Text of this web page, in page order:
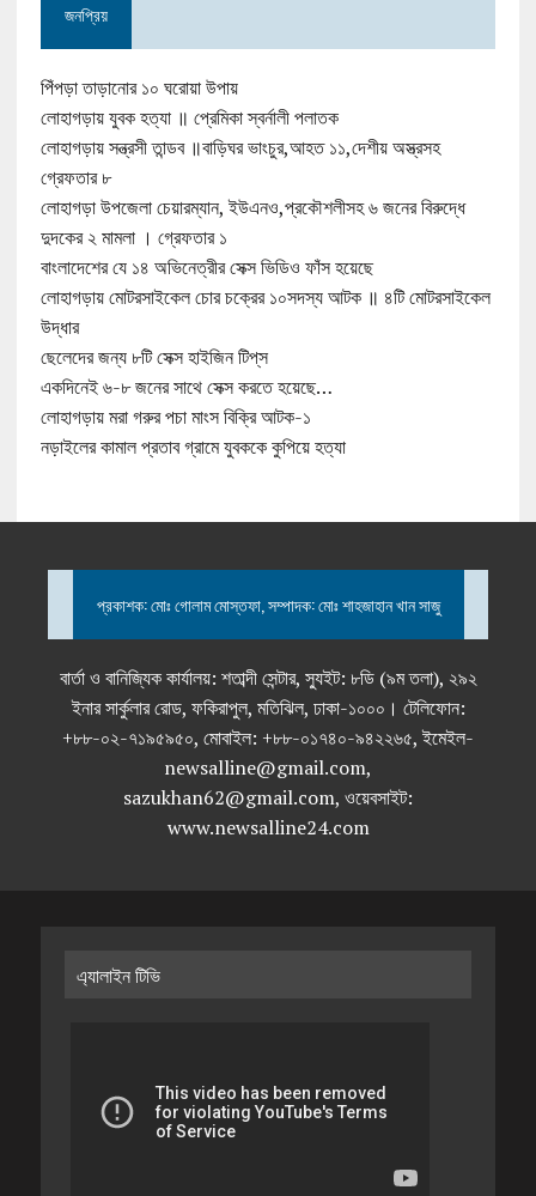
জনপ্রিয়
পিঁপড়া তাড়ানোর ১০ ঘরোয়া উপায়
লোহাগড়ায় যুবক হত্যা ॥ প্রেমিকা স্বর্নালী পলাতক
লোহাগড়ায় সন্ত্রসী তান্ডব ॥বাড়িঘর ভাংচুর,আহত ১১,দেশীয় অস্ত্রসহ
গ্রেফতার ৮
লোহাগড়া উপজেলা চেয়ারম্যান, ইউএনও,প্রকৌশলীসহ ৬ জনের বিরুদ্ধে
দুদকের ২ মামলা । গ্রেফতার ১
বাংলাদেশের যে ১৪ অভিনেত্রীর সেক্স ভিডিও ফাঁস হয়েছে
লোহাগড়ায় মোটরসাইকেল চোর চক্রের ১০সদস্য আটক ॥ ৪টি মোটরসাইকেল
উদ্ধার
ছেলেদের জন্য ৮টি সেক্স হাইজিন টিপ্‌স
একদিনেই ৬-৮ জনের সাথে সেক্স করতে হয়েছে…
লোহাগড়ায় মরা গরুর পচা মাংস বিক্রি আটক-১
নড়াইলের কামাল প্রতাব গ্রামে যুবককে কুপিয়ে হত্যা
প্রকাশক: মোঃ গোলাম মোস্তফা, সম্পাদক: মোঃ শাহজাহান খান সাজু
বার্তা ও বানিজ্যিক কার্যালয়: শতাব্দী সেন্টার, স্যুইট: ৮ডি (৯ম তলা), ২৯২
ইনার সার্কুলার রোড, ফকিরাপুল, মতিঝিল, ঢাকা-১০০০। টেলিফোন:
+৮৮-০২-৭১৯৫৯৫০, মোবাইল: +৮৮-০১৭৪০-৯৪২২৬৫, ইমেইল-
newsalline@gmail.com,
sazukhan62@gmail.com, ওয়েবসাইট:
www.newsalline24.com
এ্যালাইন টিভি